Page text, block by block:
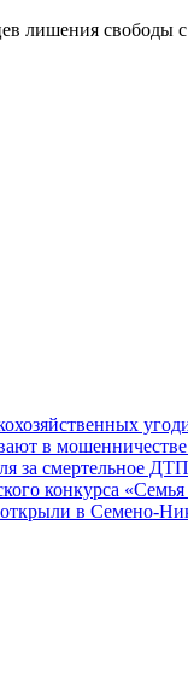
лишения
в
за смертельное ДТП
конкурса «Семья
в Семено-